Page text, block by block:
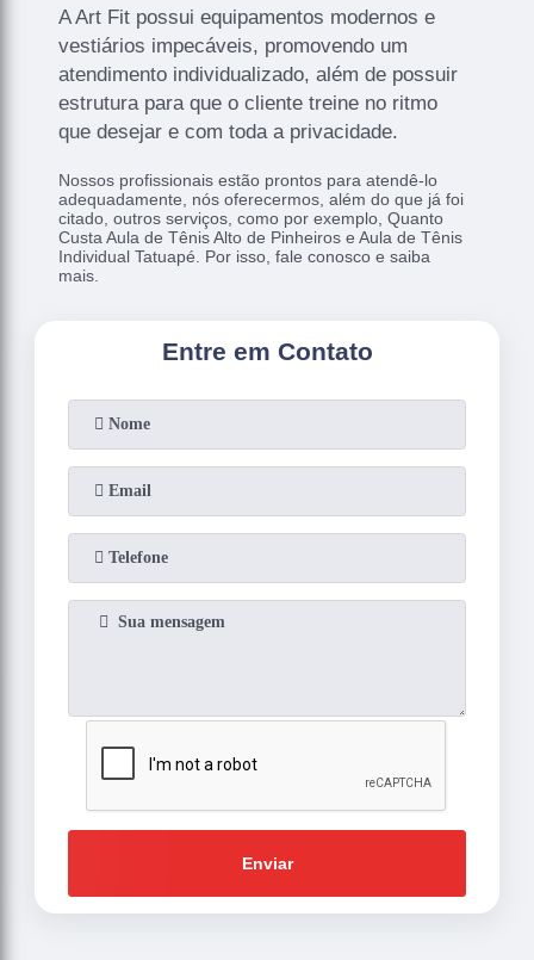
A Art Fit possui equipamentos modernos e
vestiários impecáveis, promovendo um
atendimento individualizado, além de possuir
estrutura para que o cliente treine no ritmo
que desejar e com toda a privacidade.
Nossos profissionais estão prontos para atendê-lo
adequadamente, nós oferecermos, além do que já foi
citado, outros serviços, como por exemplo, Quanto
Custa Aula de Tênis Alto de Pinheiros e Aula de Tênis
Individual Tatuapé. Por isso, fale conosco e saiba
mais.
Entre em Contato
Enviar